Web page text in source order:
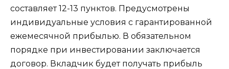
составляет 12-13 пунктов. Предусмотрены
индивидуальные условия с гарантированной
ежемесячной прибылью. В обязательном
порядке при инвестировании заключается
договор. Вкладчик будет получать прибыль